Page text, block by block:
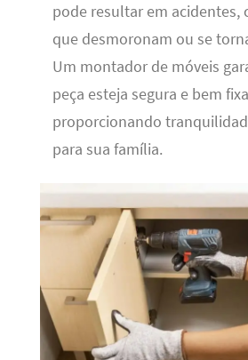
pode resultar em acidentes,
que desmoronam ou se
Um montador de móveis
peça esteja segura e bem
proporcionando
para sua família.